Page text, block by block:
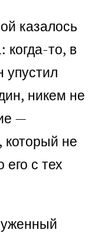
казалось
когда-то, в
упустил
никем не
—
который не
его с тех